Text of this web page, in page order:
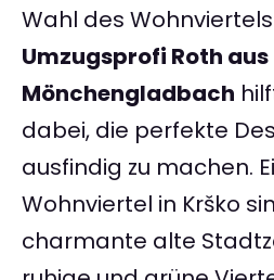
Wahl des
Umzugsprofi Roth aus
Mönchengladbach
dabei, die perfekte
ausfindig zu machen.
Wohnviertel in Krško
charmante alte